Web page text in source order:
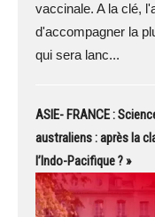
vaccinale. A la clé,
d'accompagner la
qui sera lanc...
ASIE- FRANCE :
australiens : après la
l’Indo-Pacifique ? »